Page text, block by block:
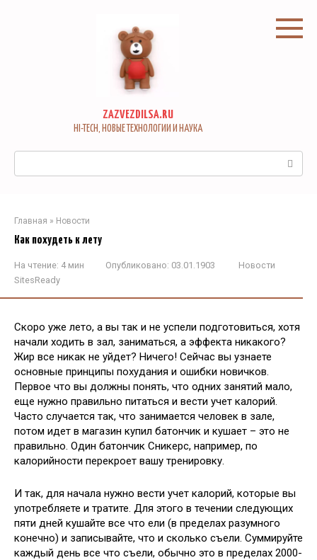
ZAZVEZDILSA.RU
HI-TECH, НОВЫЕ ТЕХНОЛОГИИ И НАУКА
Главная » Новости
Как похудеть к лету
На чтение: 4 мин Опубликовано: 03.01.1903
Новости
SitesReady
Скоро уже лето, а вы так и не успели подготовиться, хотя
начали ходить в зал, заниматься, а эффекта никакого?
Жир все никак не уйдет? Ничего! Сейчас вы узнаете
основные принципы похудания и ошибки новичков.
Первое что вы должны понять, что одних занятий мало,
еще нужно правильно питаться и вести учет калорий.
Часто случается так, что занимается человек в зале,
потом идет в магазин купил батончик и кушает – это не
правильно. Один батончик Сникерс, например, по
калорийности перекроет вашу тренировку.
И так, для начала нужно вести учет калорий, которые вы
употребляете и тратите. Для этого в течении следующих
пяти дней кушайте все что ели (в пределах разумного
конечно) и записывайте, что и сколько съели. Суммируйте
каждый день все что съели, обычно это в пределах 2000-